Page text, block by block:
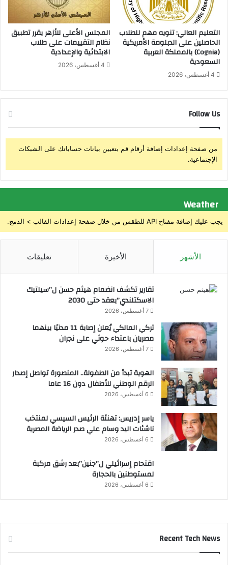
و
ت
و
ك
و
ا
و
ن
ب
ك
ي
ر
ف
ا
و
ب
ر
التعليم العالي: تنويه مهم للطلاب
الحاصلين على الدبلومة الأمريكية
(Cognia) بالمملكة العربية
السعودية
4 أغسطس، 2026
المجلس الأعلى للأزهر يقرر تطبيق
نظام التقييمات على طلاب
الابتدائية والإعدادية
4 أغسطس، 2026
Follow Us
من صفحة إعدادات إضافة أرقام قم بتعيين بيانات حساباتك على الشبكات
الإجتماعية.
Weather
يجب عليك إضافة مفتاح API للطقس من خلال صفحة إعدادات القالب > الدمج.
الأشهر الأخيرة تعليقات
تقارير تكشف انضمام هيثم حسن ل”سيلتيك
الاسكتلندي”بعقد حتى 2030
7 أغسطس، 2026
تركي المالكي يُعلن إصابة 11 مدنيًا بينهما
مصريان باعتداء حوثي على نجران
7 أغسطس، 2026
الهوية تبدأ من الطفولة.. المنصورة تواصل إصدار
الرقم الوطني للأطفال دون 16 عاما
6 أغسطس، 2026
ياسر إدريس: تهنئة الرئيس السيسي لمنتخب
ناشئات اليد وسام علي صدر الرياضة المصرية
6 أغسطس، 2026
اقتحام إسرائيلي ل”جنين”بعد رشق مركبة
لمستوطنين بالحجارة
6 أغسطس، 2026
Recent Tech News